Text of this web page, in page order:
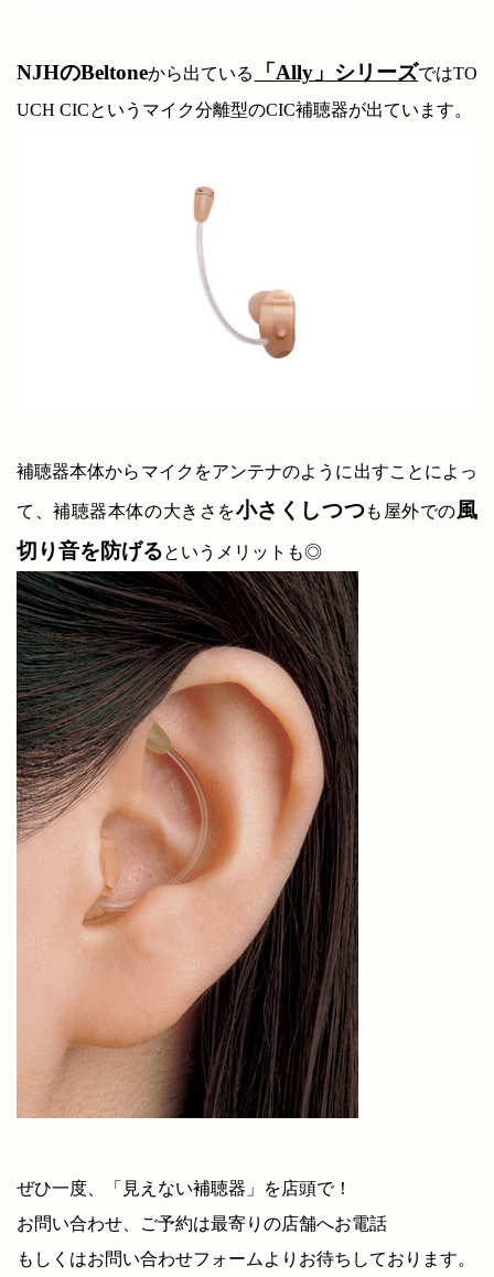
NJHのBeltoneから出ている 「Ally」シリーズではTO
UCH CICというマイク分離型のCIC補聴器が出ています。
補聴器本体からマイクをアンテナのように出すことによっ
て、補聴器本体の大きさを小さくしつつも屋外での風
切り音を防げるというメリットも◎
ぜひ一度、「見えない補聴器」を店頭で！
お問い合わせ、ご予約は最寄りの店舗へお電話
もしくはお問い合わせフォームよりお待ちしております。